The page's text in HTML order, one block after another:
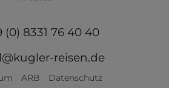
(0) 8331 76 40 40
reisen.de
ARB Datenschutz